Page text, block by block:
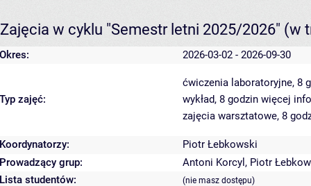
Zajęcia w cyklu "Semestr letni 2025/2026" (w
Okres: 2026-03-02 - 2026-09-30
Typ zajęć:
ćwiczenia laboratoryjne, 8
wykład, 8 godzin więcej
zajęcia warsztatowe, 8
Koordynatorzy:
Piotr Łebkowski
Prowadzący grup:
Antoni Korcyl , Piotr
Lista studentów:
(nie masz dostępu)